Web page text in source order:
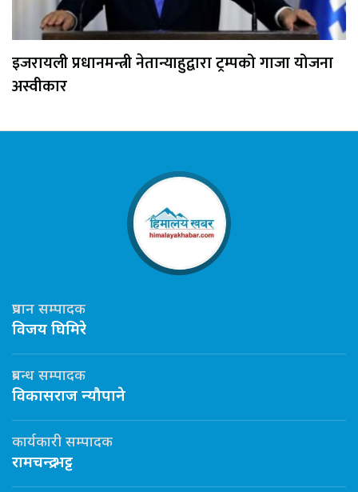
इजरायली प्रधानमन्त्री नेतान्याहुद्वारा ट्रम्पको गाजा योजना
अस्वीकार
प्रधान सम्पादक
विजय घिमिरे
प्रबन्ध सम्पादक
विकासराज न्यौपाने
कार्यकारी सम्पादक
रामचन्द्र भट्ट